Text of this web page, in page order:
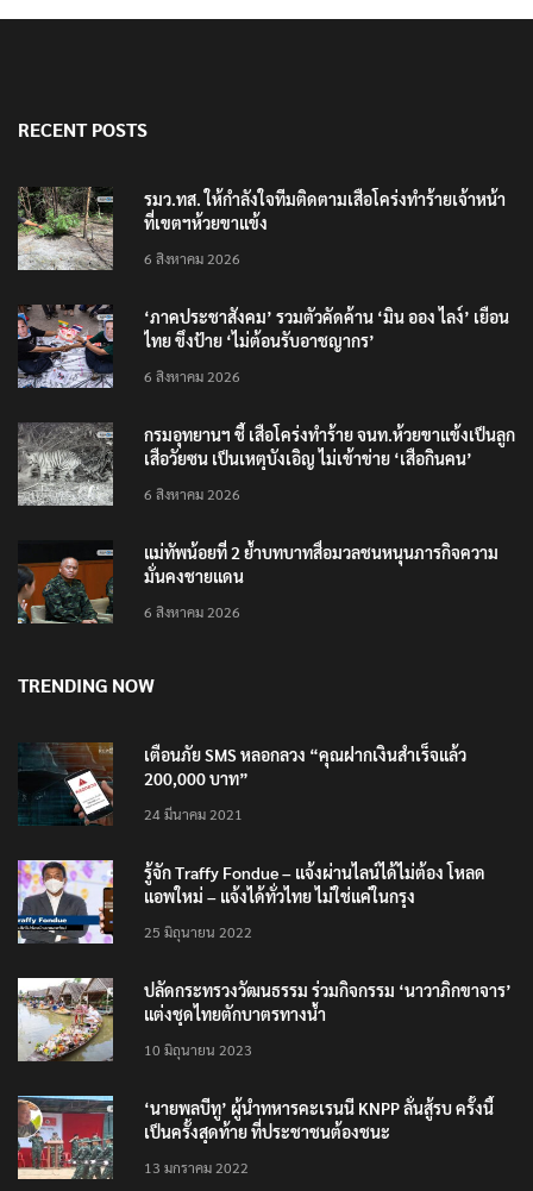
RECENT POSTS
รมว.ทส. ให้กำลังใจทีมติดตามเสือโคร่งทำร้ายเจ้าหน้า
ที่เขตฯห้วยขาแข้ง
6 สิงหาคม 2026
‘ภาคประชาสังคม’ รวมตัวคัดค้าน ‘มิน ออง ไลง์’ เยือน
ไทย ขึงป้าย ‘ไม่ต้อนรับอาชญากร’
6 สิงหาคม 2026
กรมอุทยานฯ ชี้ เสือโคร่งทำร้าย จนท.ห้วยขาแข้งเป็นลูก
เสือวัยซน เป็นเหตุบังเอิญ ไม่เข้าข่าย ‘เสือกินคน’
6 สิงหาคม 2026
แม่ทัพน้อยที่ 2 ย้ำบทบาทสื่อมวลชนหนุนภารกิจความ
มั่นคงชายแดน
6 สิงหาคม 2026
TRENDING NOW
เตือนภัย SMS หลอกลวง “คุณฝากเงินสำเร็จแล้ว
200,000 บาท”
24 มีนาคม 2021
รู้จัก Traffy Fondue – แจ้งผ่านไลน์ได้ไม่ต้อง โหลด
แอพใหม่ – แจ้งได้ทั่วไทย ไม่ใช่แค่ในกรุง
25 มิถุนายน 2022
ปลัดกระทรวงวัฒนธรรม ร่วมกิจกรรม ‘นาวาภิกขาจาร’
แต่งชุดไทยตักบาตรทางน้ำ
10 มิถุนายน 2023
‘นายพลบีทู’ ผู้นำทหารคะเรนนี KNPP ลั่นสู้รบ ครั้งนี้
เป็นครั้งสุดท้าย ที่ประชาชนต้องชนะ
13 มกราคม 2022